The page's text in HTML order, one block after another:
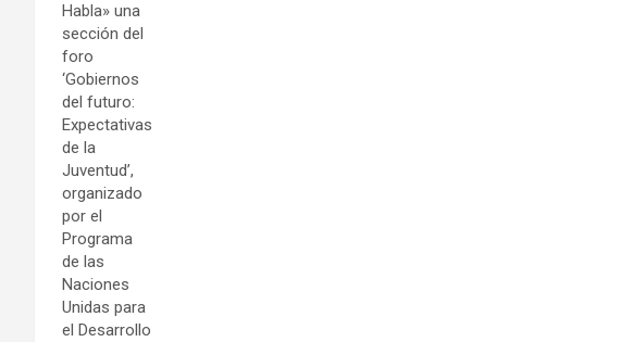
Habla» una
sección del
foro
‘Gobiernos
del futuro:
Expectativas
de la
Juventud’,
organizado
por el
Programa
de las
Naciones
Unidas para
el Desarrollo